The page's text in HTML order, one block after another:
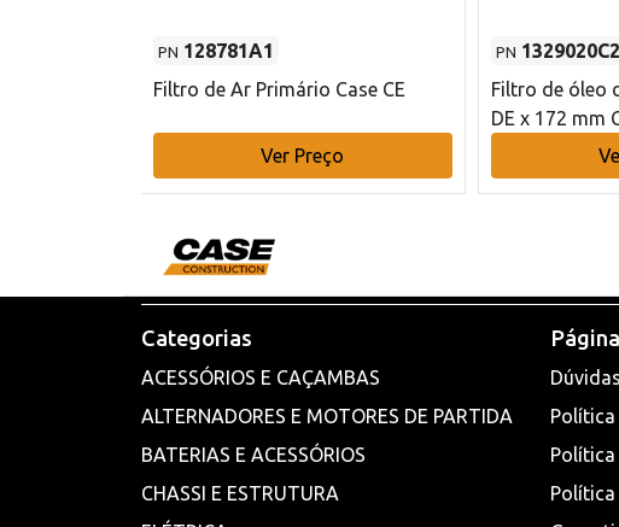
PN 128781A1
Filtro de Ar Primário Case CE
Ver Preço
PN 1329020C2
Filtro de óleo
DE x 172 mm
Categorias
ACESSÓRIOS E CAÇAMBAS
ALTERNADORES E MOTORES DE PARTIDA
BATERIAS E ACESSÓRIOS
CHASSI E ESTRUTURA
Política
Política